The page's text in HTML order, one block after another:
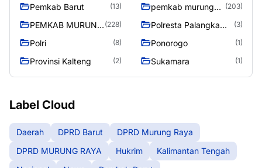
Pemkab Barut (13)
pemkab murung
(203)
PEMKAB MURUNG (228)
Polresta Palangka
(3)
Polri (8) Ponorogo (1)
Provinsi Kalteng (2) Sukamara (1)
Label Cloud
Daerah DPRD Barut
DPRD Murung Raya
DPRD MURUNG RAYA
Hukrim
Kalimantan Tengah